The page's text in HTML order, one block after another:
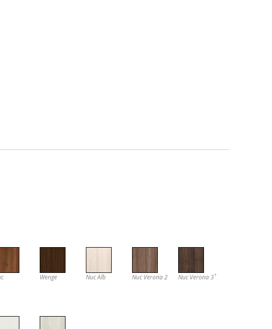
Wenge Nuc Alb Nuc Verona 2 Nuc Verona 3*